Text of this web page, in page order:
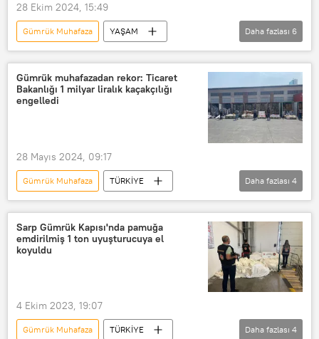
28 Ekim 2024, 15:49
Gümrük Muhafaza
YAŞAM
Sabiha Gökçen Havaalanı
Kaçakçılık
İstanbul Gümrük Muhafaza
Timsah
Daha fazlası 6
Gümrük muhafazadan rekor: Ticaret
Bakanlığı 1 milyar liralık kaçakçılığı
engelledi
28 Mayıs 2024, 09:17
Gümrük Muhafaza
TÜRKİYE
Ticaret Bakanlığı
Son dakika
Türkiye
Ticaret
Daha fazlası 4
Sarp Gümrük Kapısı'nda pamuğa
emdirilmiş 1 ton uyuşturucuya el
koyuldu
4 Ekim 2023, 19:07
Gümrük Muhafaza
TÜRKİYE
Daha fazlası 4